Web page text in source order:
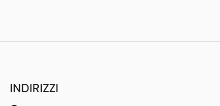
INDIRIZZI